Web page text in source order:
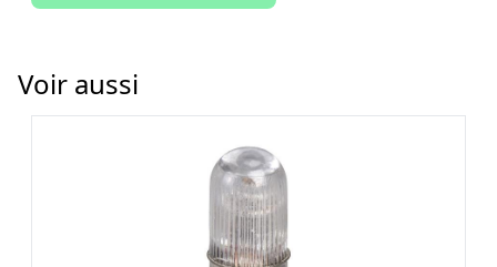
Voir aussi